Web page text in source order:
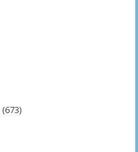
(673)